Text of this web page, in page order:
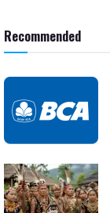
Recommended